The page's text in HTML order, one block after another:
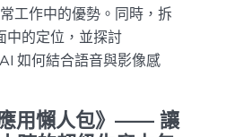
工作中的優勢。同時，拆
中的定位，並探討
如何結合語音與影像感
用懶人包》—— 讓